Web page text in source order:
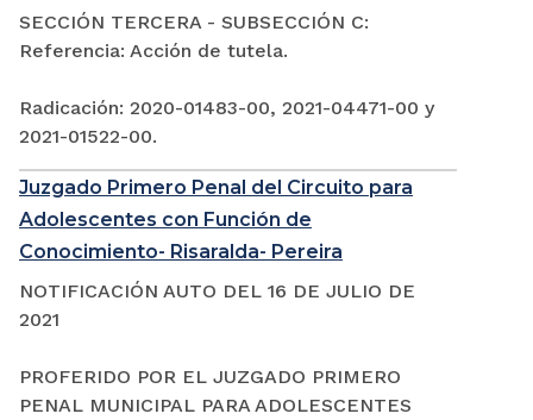
SECCIÓN TERCERA - SUBSECCIÓN C:
Referencia: Acción de tutela.
Radicación: 2020-01483-00, 2021-04471-00 y
2021-01522-00.
Juzgado Primero Penal del Circuito para
Adolescentes con Función de
Conocimiento- Risaralda- Pereira
NOTIFICACIÓN AUTO DEL 16 DE JULIO DE
2021
PROFERIDO POR EL JUZGADO PRIMERO
PENAL MUNICIPAL PARA ADOLESCENTES